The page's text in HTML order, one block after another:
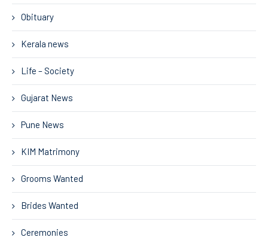
Obituary
Kerala news
Life – Society
Gujarat News
Pune News
KIM Matrimony
Grooms Wanted
Brides Wanted
Ceremonies